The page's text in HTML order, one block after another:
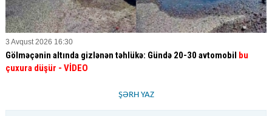
3 Avqust 2026 16:30
Gölməçənin altında gizlənən təhlükə: Gündə 20-30 avtomobil bu
çuxura düşür - VİDEO
ŞƏRH YAZ